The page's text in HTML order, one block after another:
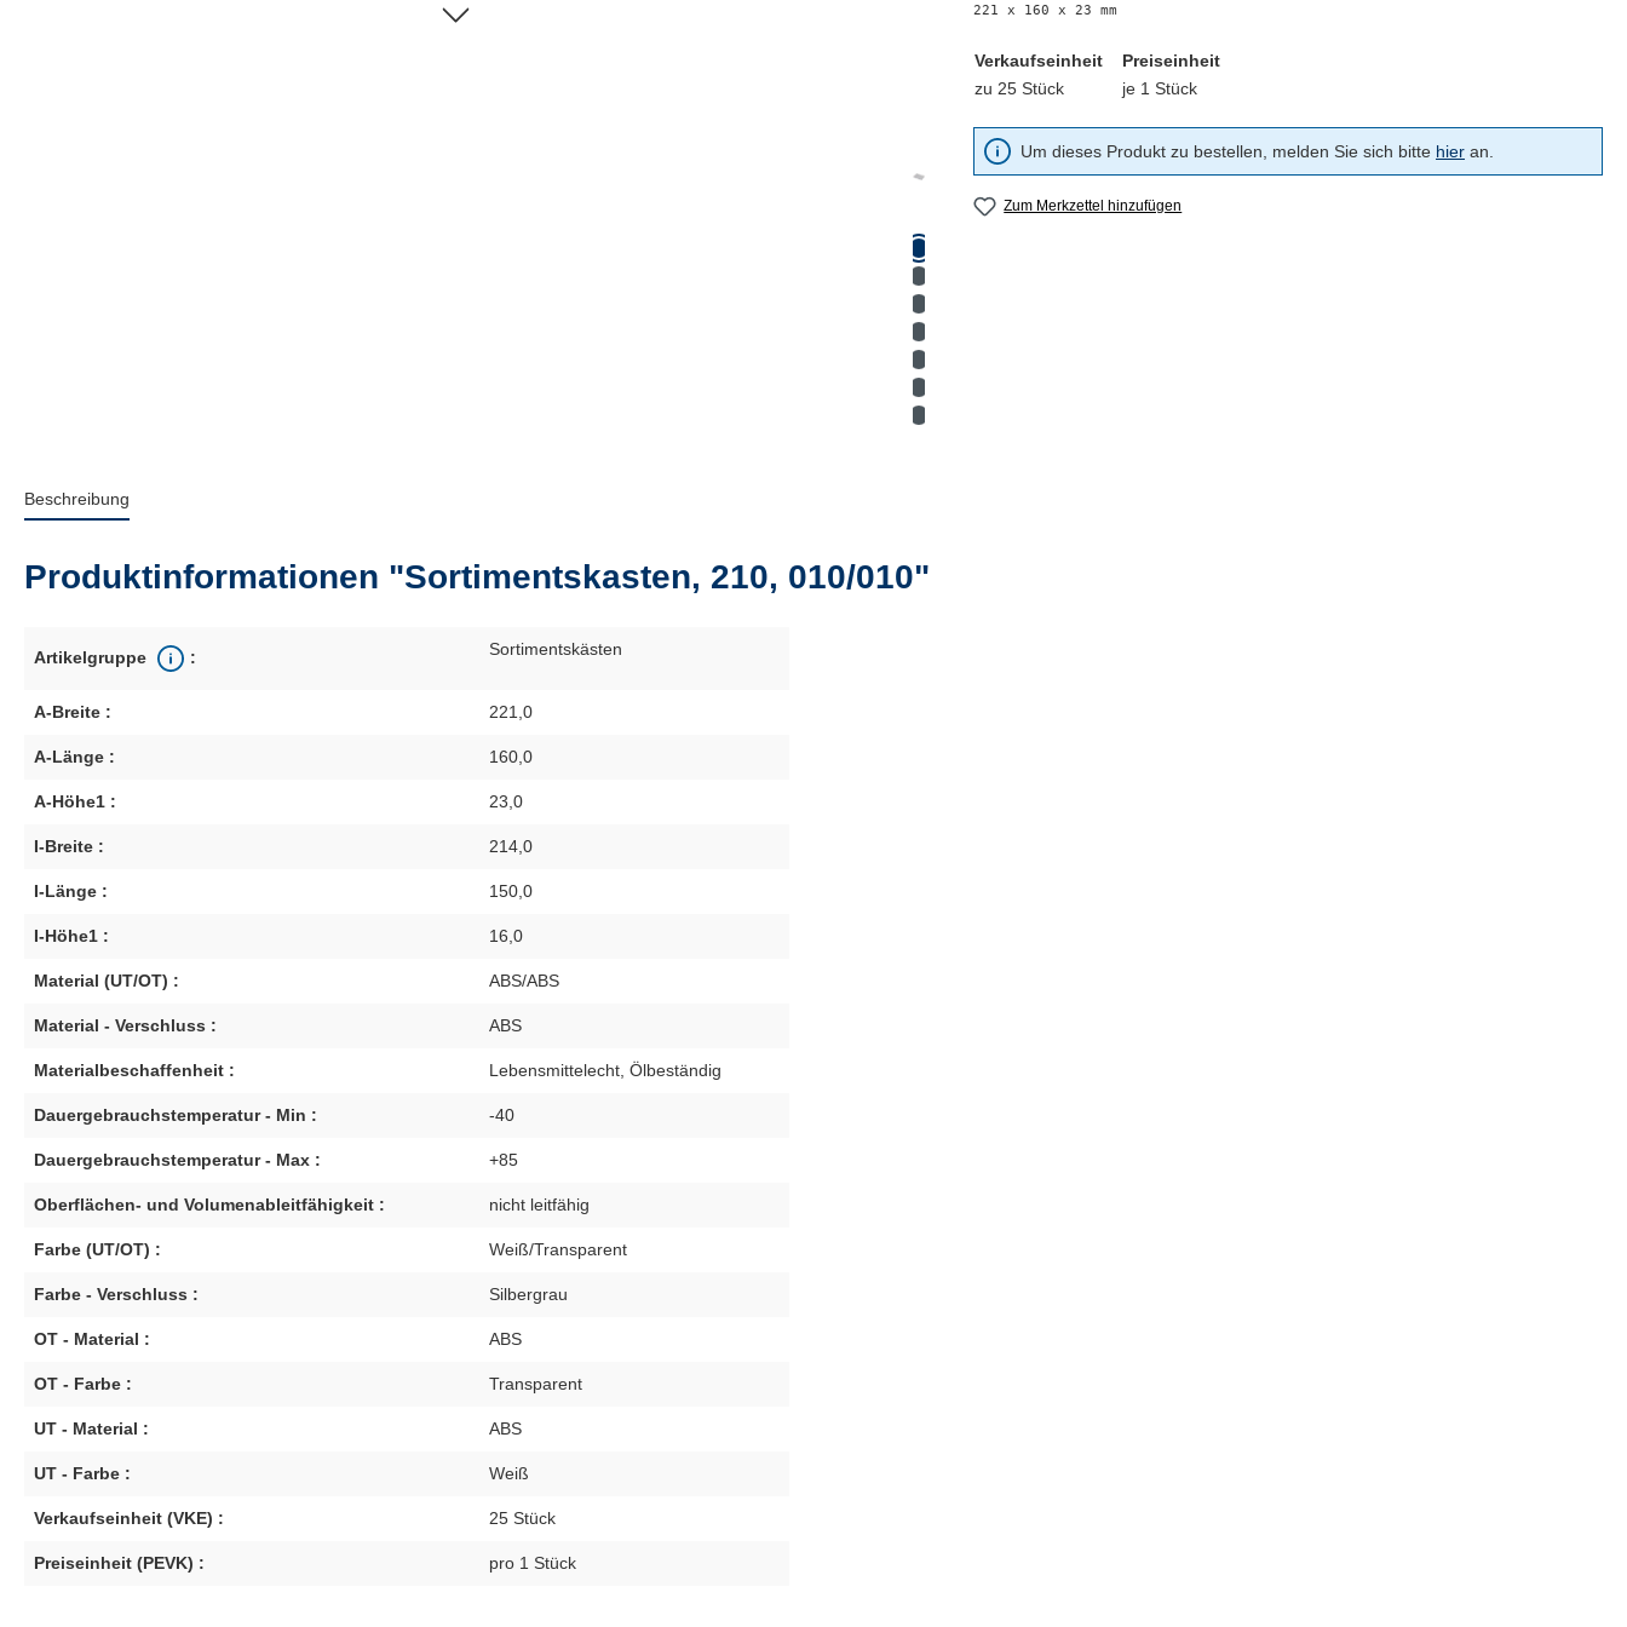
221 x 160 x 23 mm
Verkaufseinheit
Preiseinheit
zu 25 Stück
je 1 Stück
Um dieses Produkt zu bestellen, melden Sie sich bitte hier an.
Zum Merkzettel hinzufügen
Beschreibung
Produktinformationen "Sortimentskasten, 210, 010/010"
Artikelgruppe : Sortimentskästen
A-Breite : 221,0
A-Länge : 160,0
A-Höhe1 : 23,0
I-Breite : 214,0
I-Länge : 150,0
I-Höhe1 : 16,0
Material (UT/OT) : ABS/ABS
Material - Verschluss : ABS
Materialbeschaffenheit : Lebensmittelecht , Ölbeständig
Dauergebrauchstemperatur - Min : -40
Dauergebrauchstemperatur - Max : +85
Oberflächen- und Volumenableitfähigkeit : nicht leitfähig
Farbe (UT/OT) : Weiß/Transparent
Farbe - Verschluss : Silbergrau
OT - Material : ABS
OT - Farbe : Transparent
UT - Material : ABS
UT - Farbe : Weiß
Verkaufseinheit (VKE) : 25 Stück
Preiseinheit (PEVK) : pro 1 Stück